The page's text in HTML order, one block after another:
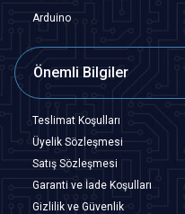
Arduino
Önemli Bilgiler
Teslimat Koşulları
Üyelik Sözleşmesi
Satış Sözleşmesi
Garanti ve İade Koşulları
Gizlilik ve Güvenlik